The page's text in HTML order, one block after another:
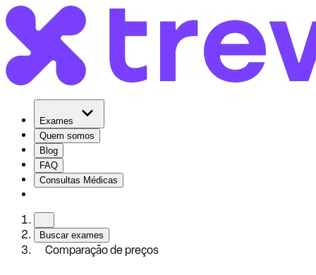
Exames
Quem somos
Blog
FAQ
Consultas Médicas
Buscar exames
Comparação de preços